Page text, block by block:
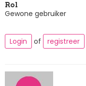
Rol
Gewone gebruiker
Login of registreer